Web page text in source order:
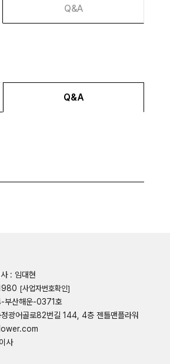
Q&A
Q&A
: 임대현
[사업자번호확인]
부산해운-0371호
광어골로82번길 144, 4층 젠틀맨플라워
사